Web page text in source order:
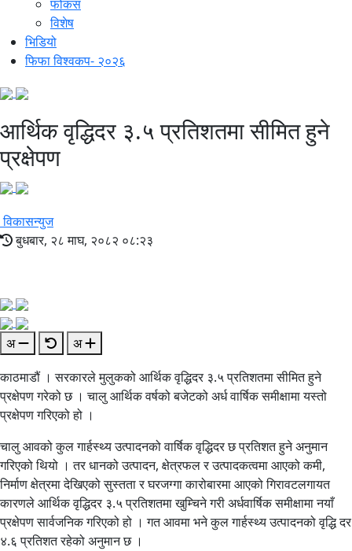
फोकस
विशेष
भिडियो
फिफा विश्वकप- २०२६
आर्थिक वृद्धिदर ३.५ प्रतिशतमा सीमित हुने
प्रक्षेपण
विकासन्युज
बुधबार, २८ माघ, २०८२ ०८:२३
अ
अ
काठमाडौं । सरकारले मुलुकको आर्थिक वृद्धिदर ३.५ प्रतिशतमा सीमित हुने
प्रक्षेपण गरेको छ । चालु आर्थिक वर्षको बजेटको अर्ध वार्षिक समीक्षामा यस्तो
प्रक्षेपण गरिएको हो ।
चालु आवको कुल गार्हस्थ्य उत्पादनको वार्षिक वृद्धिदर छ प्रतिशत हुने अनुमान
गरिएको थियो । तर धानको उत्पादन, क्षेत्रफल र उत्पादकत्वमा आएको कमी,
निर्माण क्षेत्रमा देखिएको सुस्तता र घरजग्गा कारोबारमा आएको गिरावटलगायत
कारणले आर्थिक वृद्धिदर ३.५ प्रतिशतमा खुम्चिने गरी अर्धवार्षिक समीक्षामा नयाँ
प्रक्षेपण सार्वजनिक गरिएको हो । गत आवमा भने कुल गार्हस्थ्य उत्पादनको वृद्धि दर
४.६ प्रतिशत रहेको अनुमान छ ।